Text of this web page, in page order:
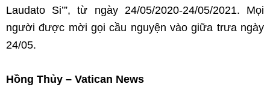
Laudato Si’”, từ ngày 24/05/2020-24/05/2021. Mọi
người được mời gọi cầu nguyện vào giữa trưa ngày
24/05.
Hồng Thủy – Vatican News